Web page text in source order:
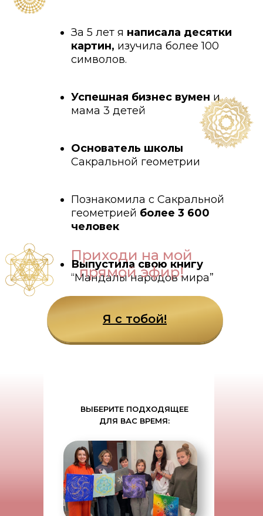
За 5 лет я написала десятки
картин, изучила более 100
символов.
Успешная бизнес вумен и
мама 3 детей
Основатель школы
Сакральной геометрии
Познакомила с Сакральной
геометрией более 3 600
человек
Выпустила свою книгу
“Мандалы народов мира”
Приходи на мой
прямой эфир!
Я с тобой!
ВЫБЕРИТЕ ПОДХОДЯЩЕЕ
ДЛЯ ВАС ВРЕМЯ: